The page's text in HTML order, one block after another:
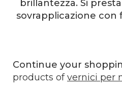
brillantezza. Si
sovrapplicazione con
Continue your
products ofvernici per